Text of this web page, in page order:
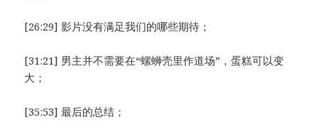
[26:29] 影片没有满足我们的哪些期待；
[31:21] 男主并不需要在“螺蛳壳里作道场”，蛋糕可以变
大；
[35:53] 最后的总结；